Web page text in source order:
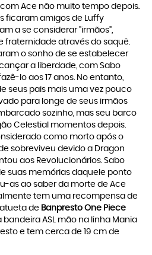
Ace não muito tempo depois.
ficaram amigos de Luffy
a se considerar "irmãos",
fraternidade através do saquê.
o sonho de se estabelecer
a liberdade, com Sabo
lo aos 17 anos. No entanto,
seus pais mais uma vez pouco
para longe de seus irmãos
sozinho, mas seu barco
Celestial momentos depois.
como morto após o
sobreviveu devido a Dragon
aos Revolucionários. Sabo
suas memórias daquele ponto
as ao saber da morte de Ace
tem uma recompensa de
de Banpresto One Piece
ASL mão na linha Mania
e tem cerca de 19 cm de